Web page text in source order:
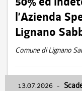
l’Azienda
Lignano
Comune di Lignano
13.07.2026 -